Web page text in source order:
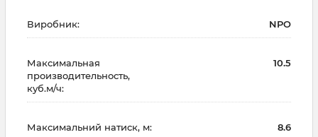
Виробник: NPO
Максимальная
производительность,
куб.м/ч:
10.5
Максимальний натиск, м: 8.6